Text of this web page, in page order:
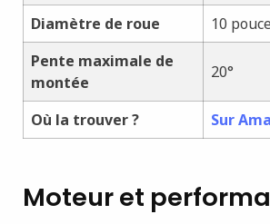
Diamètre de roue
10
Pente maximale de
montée
20°
Où la trouver ? Sur
Moteur et